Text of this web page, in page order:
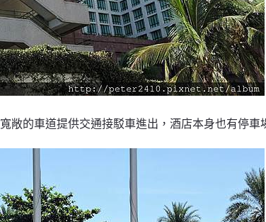
寬敞的車道提供交通接駁車進出，酒店本身也有停車